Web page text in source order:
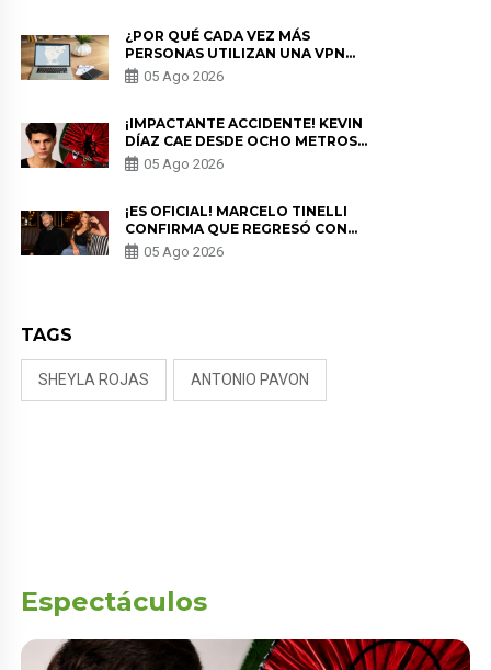
¿POR QUÉ CADA VEZ MÁS
PERSONAS UTILIZAN UNA VPN
PARA PROTEGER SU
PRIVACIDAD?
05 Ago 2026
¡IMPACTANTE ACCIDENTE! KEVIN
DÍAZ CAE DESDE OCHO METROS
EN “ESTO ES GUERRA” Y GENERA
PREOCUPACIÓN
05 Ago 2026
¡ES OFICIAL! MARCELO TINELLI
CONFIRMA QUE REGRESÓ CON
MILETT FIGUEROA: “EL AMOR
PUDO MÁS”
05 Ago 2026
TAGS
SHEYLA ROJAS ANTONIO PAVON
Espectáculos